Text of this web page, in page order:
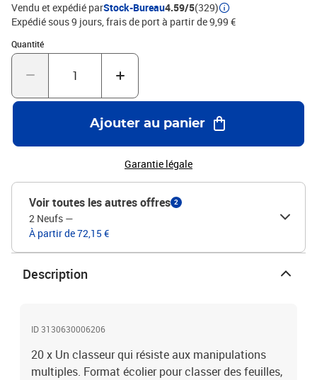
Vendu et expédié parStock-Bureau4.59/5(329)
Expédié sous 9 jours, frais de port à partir de 9,99 €
Quantité
Quantité : 1
Ajouter au panier
Garantie légale
Voir toutes les autres offres 2
2 Neufs —
À partir de 72,15 €
Description
ID 3130630006206
20 x Un classeur qui résiste aux manipulations
multiples. Format écolier pour classer des feuilles,